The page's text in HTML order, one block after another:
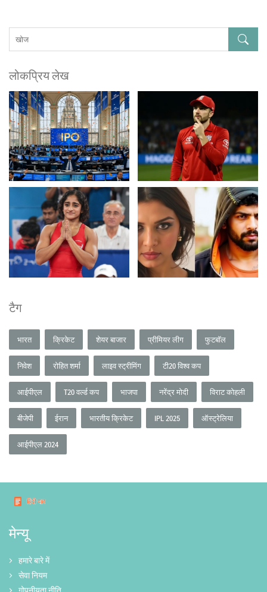
लोकप्रिय लेख
टैग
भारत क्रिकेट शेयर बाजार प्रीमियर लीग फुटबॉल
निवेश रोहित शर्मा लाइव स्ट्रीमिंग टी20 विश्व कप
आईपीएल T20 वर्ल्ड कप भाजपा नरेंद्र मोदी विराट कोहली
बीजेपी ईरान भारतीय क्रिकेट IPL 2025 ऑस्ट्रेलिया
आईपीएल 2024
मेन्यू
हमारे बारे में
सेवा नियम